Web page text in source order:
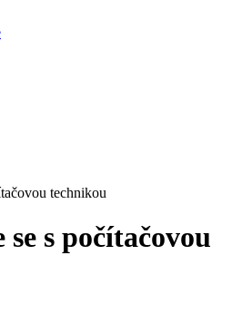
technikou
se s počítačovou